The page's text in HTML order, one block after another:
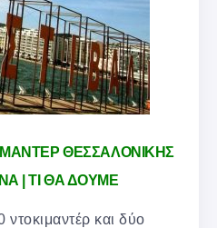
ΘΕΣΣΑΛΟΝΙΚΗΣ
| ΤΙ ΘΑ ΔΟΥΜΕ
ντοκιμαντέρ και δύο